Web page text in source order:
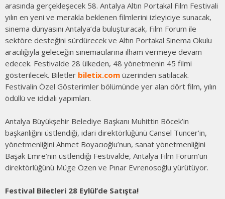
arasında gerçekleşecek 58. Antalya Altın Portakal Film Festivali
yılın en yeni ve merakla beklenen filmlerini izleyiciye sunacak,
sinema dünyasını Antalya’da buluşturacak, Film Forum ile
sektöre desteğini sürdürecek ve Altın Portakal Sinema Okulu
aracılığıyla geleceğin sinemacılarına ilham vermeye devam
edecek. Festivalde 28 ülkeden, 48 yönetmenin 45 filmi
gösterilecek. Biletler biletix.com üzerinden satılacak.
Festivalin Özel Gösterimler bölümünde yer alan dört film, yılın
ödüllü ve iddialı yapımları.
Antalya Büyükşehir Belediye Başkanı Muhittin Böcek’in
başkanlığını üstlendiği, idari direktörlüğünü Cansel Tuncer’in,
yönetmenliğini Ahmet Boyacıoğlu’nun, sanat yönetmenliğini
Başak Emre’nin üstlendiği Festivalde, Antalya Film Forum’un
direktörlüğünü Müge Özen ve Pınar Evrenosoğlu yürütüyor.
Festival Biletleri 28 Eylül’de Satışta!